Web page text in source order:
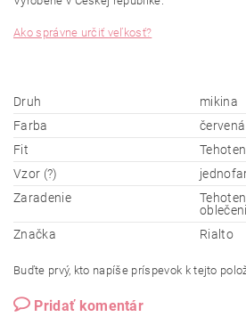
Ako správne určiť veľkosť?
Druh
mikina
Farba
červená
Fit
Vzor (?)
Zaradenie
Značka
Rialto
Buďte prvý, kto napíše príspevok k tejto
Pridať komentár